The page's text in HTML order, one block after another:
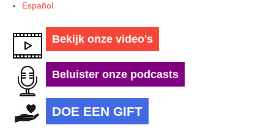
Español
Bekijk onze video's
Beluister onze podcasts
DOE EEN GIFT